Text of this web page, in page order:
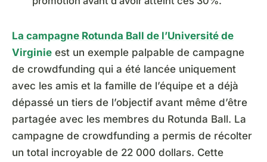
La campagne Rotunda Ball de l’Université de
Virginie est un exemple palpable de campagne
de crowdfunding qui a été lancée uniquement
avec les amis et la famille de l’équipe et a déjà
dépassé un tiers de l’objectif avant même d’être
partagée avec les membres du Rotunda Ball. La
campagne de crowdfunding a permis de récolter
un total incroyable de 22 000 dollars. Cette